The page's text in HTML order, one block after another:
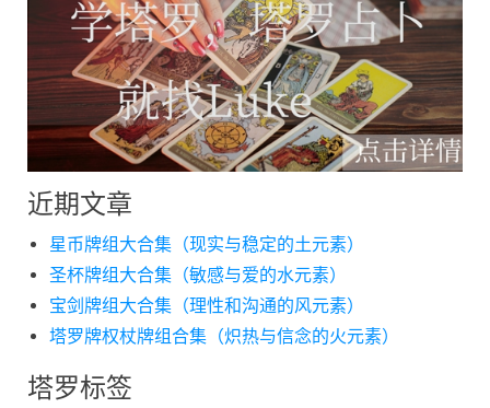
近期文章
星币牌组大合集（现实与稳定的土元素）
圣杯牌组大合集（敏感与爱的水元素）
宝剑牌组大合集（理性和沟通的风元素）
塔罗牌权杖牌组合集（炽热与信念的火元素）
塔罗标签